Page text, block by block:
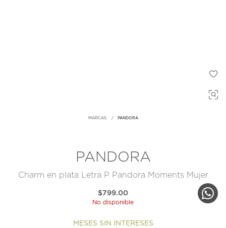
MARCAS PANDORA
PANDORA
Charm en plata Letra P Pandora Moments Mujer
$799.00
No disponible
MESES SIN INTERESES